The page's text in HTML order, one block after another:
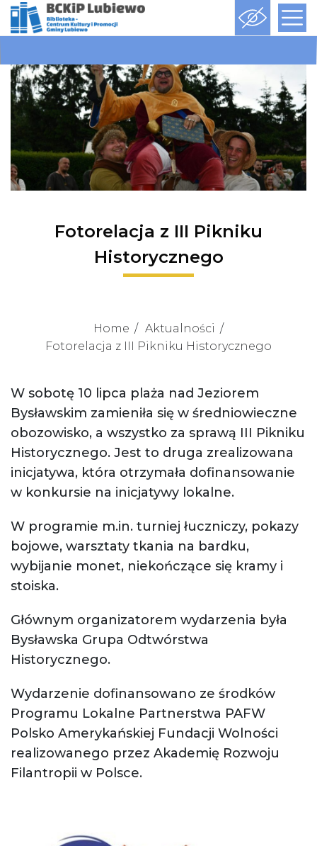
Fotorelacja z III Pikniku
Historycznego
Home
Aktualności
Fotorelacja z III Pikniku Historycznego
W sobotę 10 lipca plaża nad Jeziorem
Bysławskim zamieniła się w średniowieczne
obozowisko, a wszystko za sprawą III Pikniku
Historycznego. Jest to druga zrealizowana
inicjatywa, która otrzymała dofinansowanie
w konkursie na inicjatywy lokalne.
W programie m.in. turniej łuczniczy, pokazy
bojowe, warsztaty tkania na bardku,
wybijanie monet, niekończące się kramy i
stoiska.
Głównym organizatorem wydarzenia była
Bysławska Grupa Odtwórstwa
Historycznego.
Wydarzenie dofinansowano ze środków
Programu Lokalne Partnerstwa PAFW
Polsko Amerykańskiej Fundacji Wolności
realizowanego przez Akademię Rozwoju
Filantropii w Polsce.